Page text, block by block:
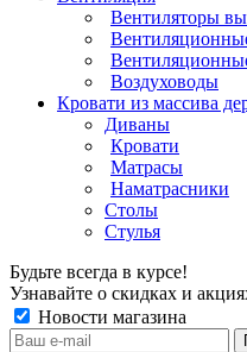
Вентиляторы
Воздуховоды
Кровати из массива
Диваны
Кровати
Матрасы
Наматрасники
Столы
Стулья
Будьте всегда в курсе!
Узнавайте о скидках и
Новости магазина